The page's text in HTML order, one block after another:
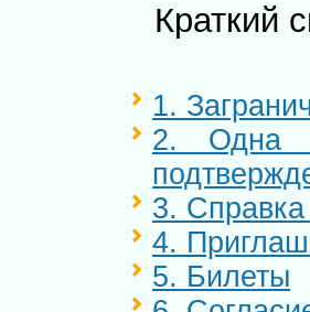
Краткий
1.
2. Одна
3.
4.
5. Билеты